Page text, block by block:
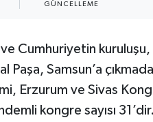
GÜNCELLEME
ve Cumhuriyetin
Paşa, Samsun’a
Erzurum ve Sivas
kongre sayısı